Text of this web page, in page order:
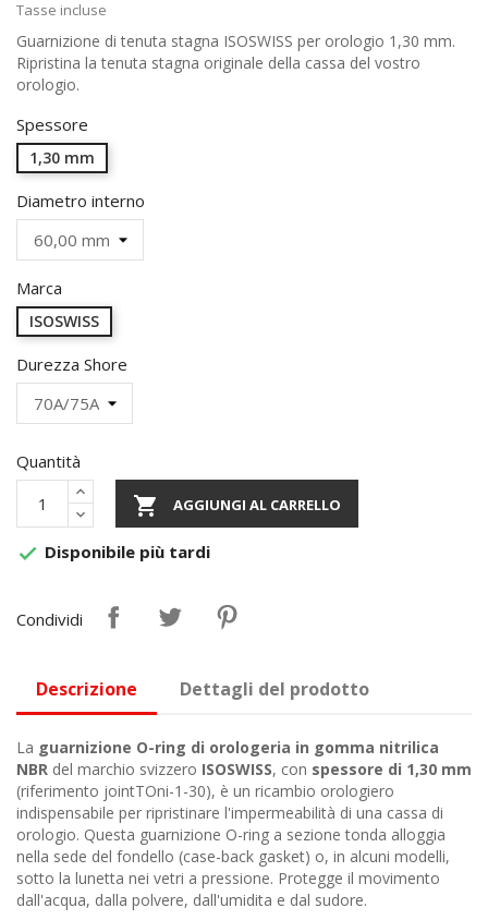
Tasse incluse
Guarnizione di tenuta stagna ISOSWISS per orologio 1,30 mm.
Ripristina la tenuta stagna originale della cassa del vostro
orologio.
Spessore
1,30 mm
Diametro interno
Marca
ISOSWISS
Durezza Shore
Quantità
 AGGIUNGI AL CARRELLO
 Disponibile più tardi
Condividi
Descrizione Dettagli del prodotto
La guarnizione O-ring di orologeria in gomma nitrilica
NBR del marchio svizzero ISOSWISS, con spessore di 1,30 mm
(riferimento jointTOni-1-30), è un ricambio orologiero
indispensabile per ripristinare l'impermeabilità di una cassa di
orologio. Questa guarnizione O-ring a sezione tonda alloggia
nella sede del fondello (case-back gasket) o, in alcuni modelli,
sotto la lunetta nei vetri a pressione. Protegge il movimento
dall'acqua, dalla polvere, dall'umidita e dal sudore.